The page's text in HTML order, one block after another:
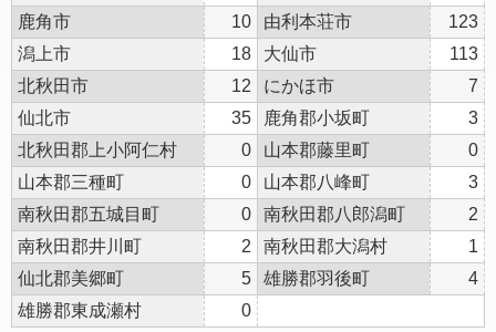
鹿角市
10 由利本荘市
123
潟上市
18 大仙市
113
北秋田市
12 にかほ市
7
仙北市
35 鹿角郡小坂町
3
北秋田郡上小阿仁村
0 山本郡藤里町
0
山本郡三種町
0 山本郡八峰町
3
南秋田郡五城目町
0 南秋田郡八郎潟町
2
南秋田郡井川町
2 南秋田郡大潟村
1
仙北郡美郷町
5 雄勝郡羽後町
4
雄勝郡東成瀬村
0